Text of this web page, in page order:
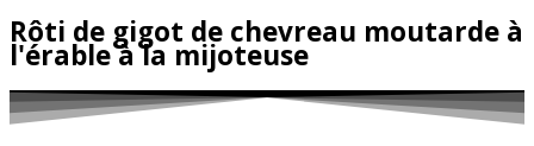
Rôti de gigot de chevreau moutarde à
l'érable à la mijoteuse